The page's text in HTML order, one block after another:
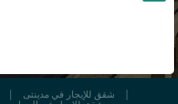
شقق للإيجار في مدينتى